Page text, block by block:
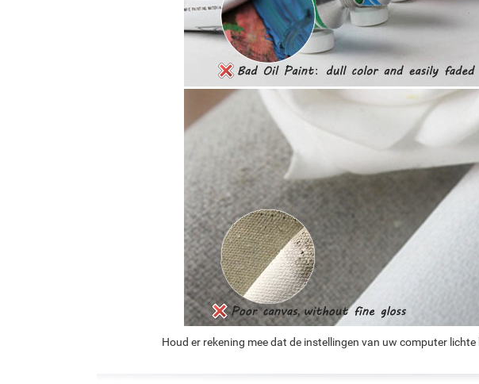
Houd er rekening mee dat de instellingen van uw computer